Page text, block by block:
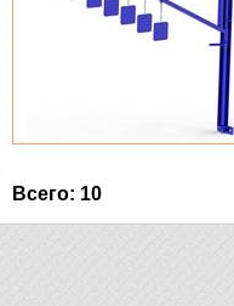
Всего: 10